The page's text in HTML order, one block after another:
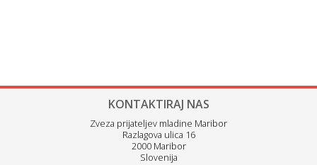
KONTAKTIRAJ NAS
Zveza prijateljev mladine Maribor
Razlagova ulica 16
2000 Maribor
Slovenija